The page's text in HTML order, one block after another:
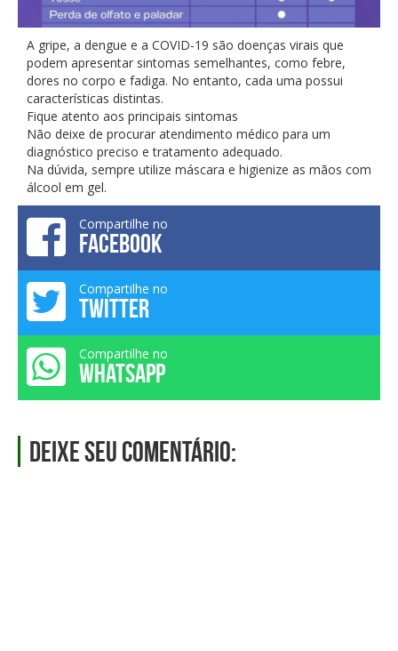
A gripe, a dengue e a COVID-19 são doenças virais que
podem apresentar sintomas semelhantes, como febre,
dores no corpo e fadiga. No entanto, cada uma possui
características distintas.
Fique atento aos principais sintomas
Não deixe de procurar atendimento médico para um
diagnóstico preciso e tratamento adequado.
Na dúvida, sempre utilize máscara e higienize as mãos com
álcool em gel.
Compartilhe no
FACEBOOK
Compartilhe no
TWITTER
Compartilhe no
WHATSAPP
Deixe seu comentário: